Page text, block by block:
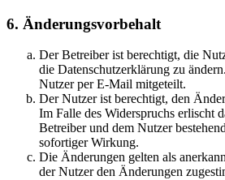
6. Änderungsvorbehalt
Der Betreiber ist berechtigt, die
die Datenschutzerklärung zu
Nutzer per E-Mail mitgeteilt.
Der Nutzer ist berechtigt, den
Im Falle des Widerspruchs erlischt
Betreiber und dem Nutzer
sofortiger Wirkung.
Die Änderungen gelten als
der Nutzer den Änderungen